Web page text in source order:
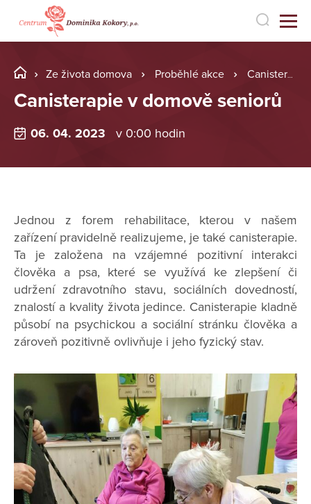
Ze života domova Proběhlé akce Canisterapie v domově seniorů
Canisterapie v domově seniorů
06. 04. 2023 v 0:00 hodin
Jednou z forem rehabilitace, kterou v našem
zařízení pravidelně realizujeme, je také canisterapie.
Ta je založena na vzájemné pozitivní interakci
člověka a psa, které se využívá ke zlepšení či
udržení zdravotního stavu, sociálních dovedností,
znalostí a kvality života jedince. Canisterapie kladně
působí na psychickou a sociální stránku člověka a
zároveň pozitivně ovlivňuje i jeho fyzický stav.